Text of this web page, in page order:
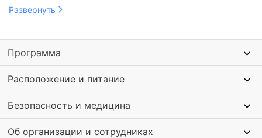
с 09:00 до 13:00 или с 09:00 до 18:00 на выбор.
Развернуть
Программа
Расположение и питание
Безопасность и медицина
Об организации и сотрудниках